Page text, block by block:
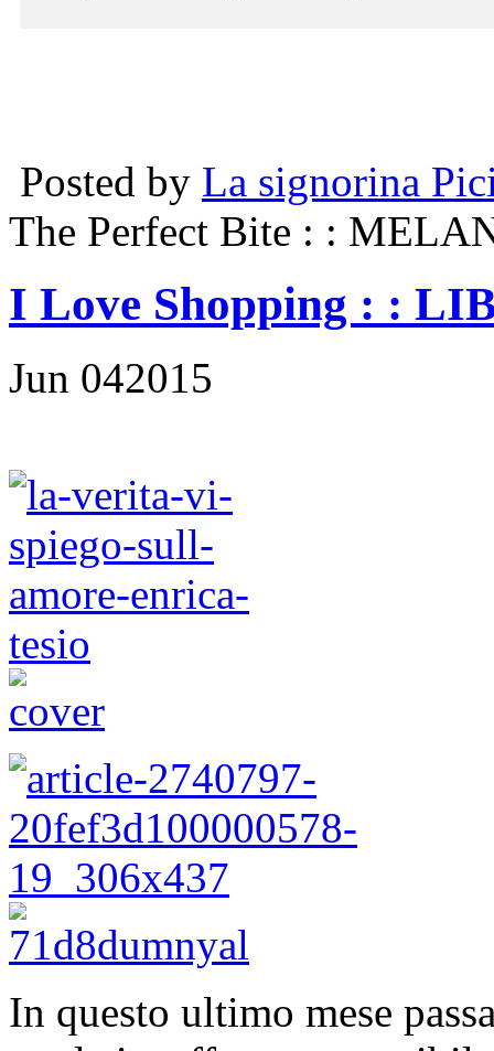
Posted by La signorina
The Perfect Bite : :
I Love Shopping : :
Jun 042015
In questo ultimo mese